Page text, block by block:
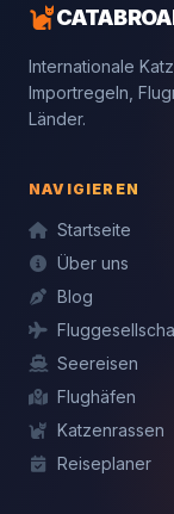
Internationale
Importregeln,
Länder.
NAVIGIEREN
Startseite
Über uns
Blog
Seereisen
Flughäfen
Katzenrassen
Reiseplaner